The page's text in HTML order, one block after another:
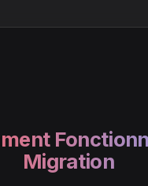
Migration